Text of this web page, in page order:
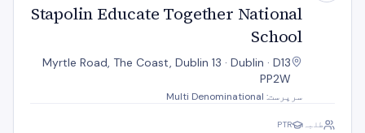
Stapolin Educate Together National
School
Myrtle Road, The Coast, Dublin 13 · Dublin · D13
PP2W
سرپرست: Multi Denominational
طلبہ PTR